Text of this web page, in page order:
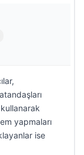
yapmaları
ise